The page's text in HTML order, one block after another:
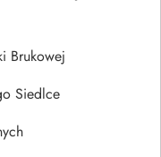
Brukowej
Siedlce